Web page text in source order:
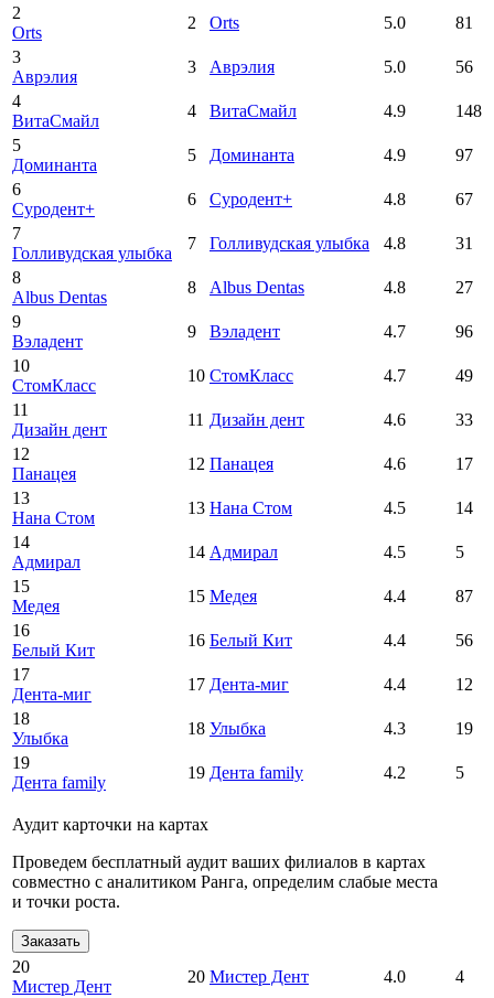
2
Orts
2 Orts 5.0
81
3
Аврэлия
3 Аврэлия 5.0
56
4
ВитаСмайл
4 ВитаСмайл 4.9
148
5
Доминанта
5 Доминанта 4.9
97
6
Суродент+
6 Суродент+ 4.8
67
7
Голливудская улыбка
7 Голливудская улыбка 4.8
31
8
Albus Dentas
8 Albus Dentas 4.8
27
9
Вэладент
9 Вэладент 4.7
96
10
СтомКласс
10 СтомКласс 4.7
49
11
Дизайн дент
11 Дизайн дент 4.6
33
12
Панацея
12 Панацея 4.6
17
13
Нана Стом
13 Нана Стом 4.5
14
14
Адмирал
14 Адмирал 4.5
5
15
Медея
15 Медея 4.4
87
16
Белый Кит
16 Белый Кит 4.4
56
17
Дента-миг
17 Дента-миг 4.4
12
18
Улыбка
18 Улыбка 4.3
19
19
Дента family
19 Дента family 4.2 5
Аудит карточки на картах
Проведем бесплатный аудит ваших филиалов в картах
совместно с аналитиком Ранга, определим слабые места
и точки роста.
Заказать
20
Мистер Дент
20 Мистер Дент 4.0
4